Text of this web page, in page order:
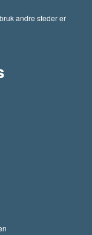
andre steder er